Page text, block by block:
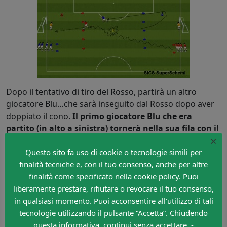
Dopo il tentativo di tiro del Rosso, partirà un altro
giocatore Blu…che sarà inseguito dal Rosso dopo aver
doppiato il cono. Il primo giocatore Blu che era
partito (in alto a sinistra) tornerà nella sua fila con il
×
Questo sito fa uso di cookie o tecnologie simili per
finalità tecniche e, con il tuo consenso, anche per altre
finalità come specificato nella cookie policy. Puoi
liberamente prestare, rifiutare o revocare il tuo consenso,
in qualsiasi momento. Puoi acconsentire all’utilizzo di tali
tecnologie utilizzando il pulsante “Accetta”. Chiudendo
questa informativa, continui senza accettare. -